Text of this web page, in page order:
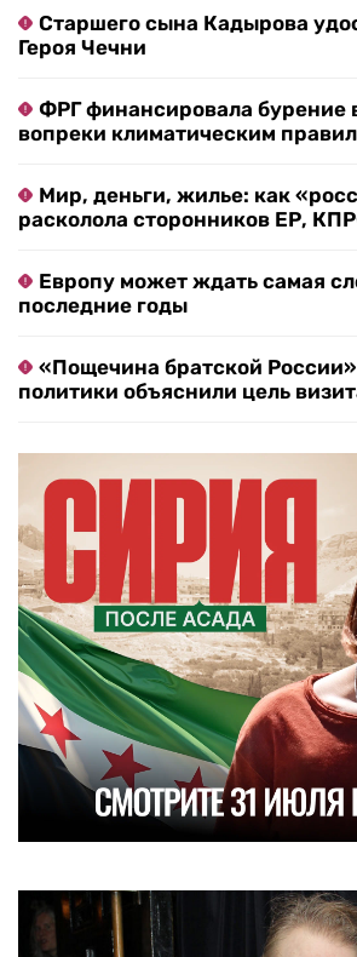
Старшего сына Кадырова
Героя Чечни
ФРГ финансировала бурение
вопреки климатическим
Мир, деньги, жилье: как
расколола сторонников ЕР,
Европу может ждать самая
последние годы
«Пощечина братской
политики объяснили цель